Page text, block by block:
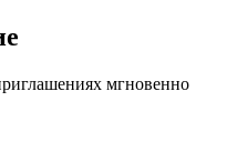
мгновенно